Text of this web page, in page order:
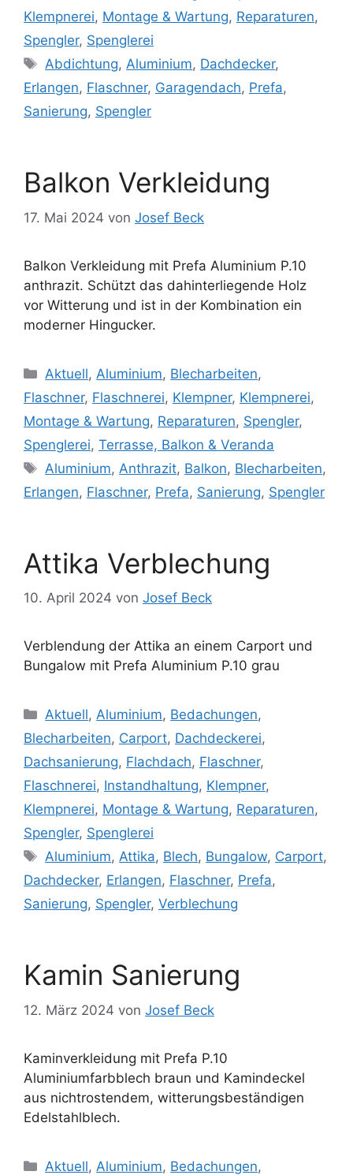
Klempnerei, Montage & Wartung, Reparaturen,
Spengler, Spenglerei
Schlagwörter
Abdichtung,Aluminium, Dachdecker,
Erlangen, Flaschner, Garagendach, Prefa,
Sanierung, Spengler
Balkon Verkleidung
17. Mai 2024 von Josef Beck
Balkon Verkleidung mit Prefa Aluminium P.10
anthrazit. Schützt das dahinterliegende Holz
vor Witterung und ist in der Kombination ein
moderner Hingucker.
Kategorien
Aktuell, Aluminium, Blecharbeiten,
Flaschner, Flaschnerei, Klempner, Klempnerei,
Montage & Wartung, Reparaturen, Spengler,
Spenglerei, Terrasse, Balkon & Veranda
Schlagwörter
Aluminium, Anthrazit, Balkon, Blecharbeiten,
Erlangen, Flaschner, Prefa, Sanierung, Spengler
Attika Verblechung
10. April 2024 von Josef Beck
Verblendung der Attika an einem Carport und
Bungalow mit Prefa Aluminium P.10 grau
Kategorien
Aktuell,Aluminium, Bedachungen,
Blecharbeiten, Carport, Dachdeckerei,
Dachsanierung, Flachdach, Flaschner,
Flaschnerei, Instandhaltung, Klempner,
Klempnerei, Montage & Wartung, Reparaturen,
Spengler, Spenglerei
Schlagwörter
Aluminium,Attika, Blech, Bungalow, Carport,
Dachdecker, Erlangen, Flaschner, Prefa,
Sanierung, Spengler, Verblechung
Kamin Sanierung
12. März 2024 von Josef Beck
Kaminverkleidung mit Prefa P.10
Aluminiumfarbblech braun und Kamindeckel
aus nichtrostendem, witterungsbeständigen
Edelstahlblech.
Kategorien
Aktuell, Aluminium, Bedachungen,